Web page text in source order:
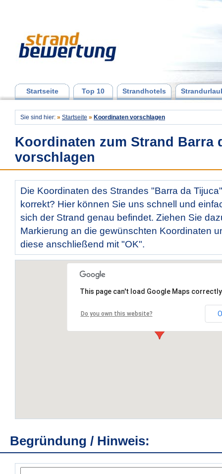
Startseite Top 10 Strandhotels
Sie sind hier: » Startseite » Koordinaten vorschlagen
Koordinaten zum Strand Barra
vorschlagen
Die Koordinaten des Strandes "Barra da
korrekt? Hier können Sie uns schnell und
sich der Strand genau befindet. Ziehen Sie
Markierung an die gewünschten Koordinaten
diese anschließend mit "OK".
This page can't load Google Maps
Do you own this website?
Begründung / Hinweis: